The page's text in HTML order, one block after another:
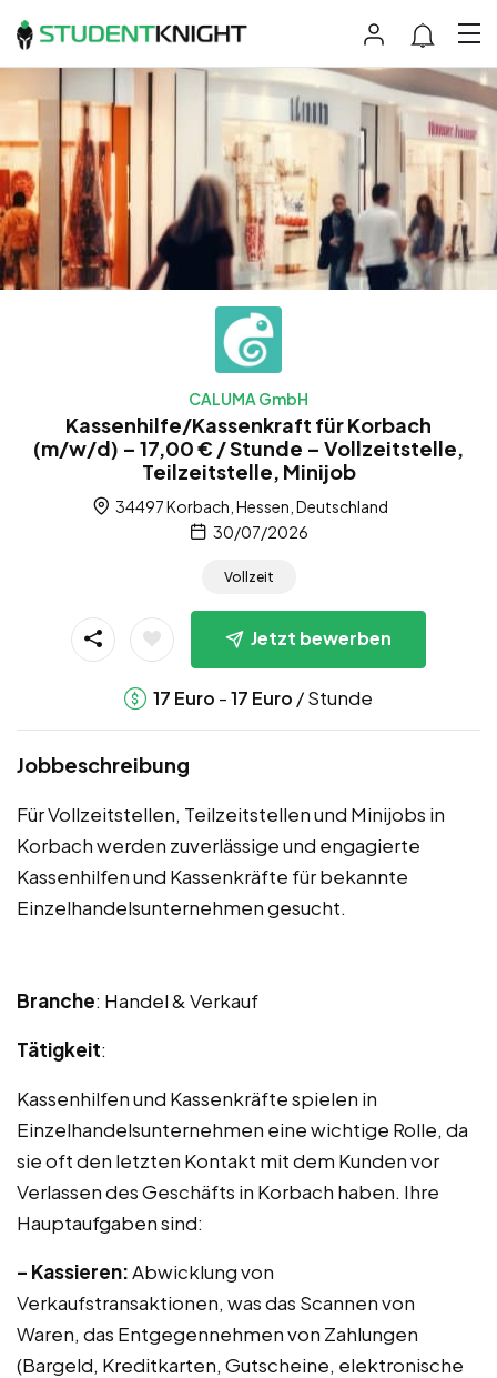
CALUMA GmbH
Kassenhilfe/Kassenkraft für Korbach
(m/w/d) – 17,00 € / Stunde – Vollzeitstelle,
Teilzeitstelle, Minijob
34497 Korbach, Hessen, Deutschland
30/07/2026
Vollzeit
Jetzt bewerben
17 Euro -17 Euro / Stunde
Jobbeschreibung
Für Vollzeitstellen, Teilzeitstellen und Minijobs in
Korbach werden zuverlässige und engagierte
Kassenhilfen und Kassenkräfte für bekannte
Einzelhandelsunternehmen gesucht.
Branche: Handel & Verkauf
Tätigkeit:
Kassenhilfen und Kassenkräfte spielen in
Einzelhandelsunternehmen eine wichtige Rolle, da
sie oft den letzten Kontakt mit dem Kunden vor
Verlassen des Geschäfts in Korbach haben. Ihre
Hauptaufgaben sind:
– Kassieren:Abwicklung von
Verkaufstransaktionen, was das Scannen von
Waren, das Entgegennehmen von Zahlungen
(Bargeld, Kreditkarten, Gutscheine, elektronische